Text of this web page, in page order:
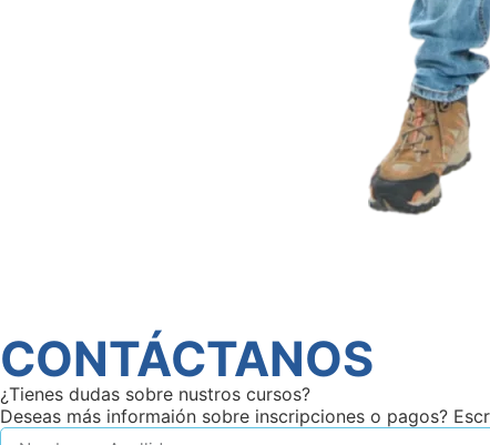
CONTÁCTANOS
¿Tienes dudas sobre nustros cursos?
Deseas más informaión sobre inscripciones o pagos?